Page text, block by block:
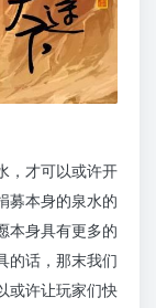
，才可以或许开
募本身的泉水的
本身具有更多的
的话，那末我们
或许让玩家们快